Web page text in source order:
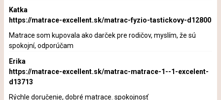
Katka
https://matrace-excellent.sk/matrac-fyzio-tastickovy-d12800
Matrace som kupovala ako darček pre rodičov, myslím, že sú
spokojní, odporúčam
Erika
https://matrace-excellent.sk/matrac-matrace-1--1-excelent-
d13713
Rýchle doručenie, dobré matrace. spokojnosť